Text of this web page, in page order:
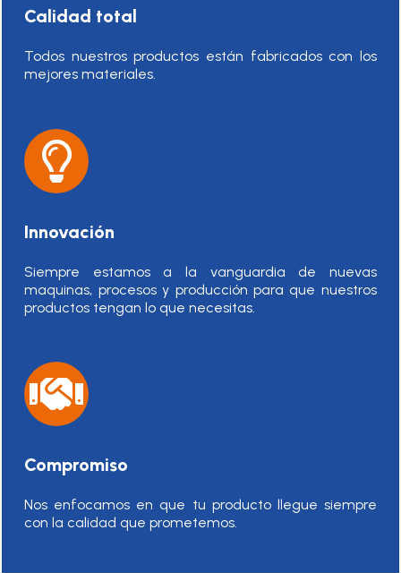
Calidad total
Todos nuestros productos están fabricados con los
mejores materiales.
Innovación
Siempre estamos a la vanguardia de nuevas
maquinas, procesos y producción para que nuestros
productos tengan lo que necesitas.
Compromiso
Nos enfocamos en que tu producto llegue siempre
con la calidad que prometemos.